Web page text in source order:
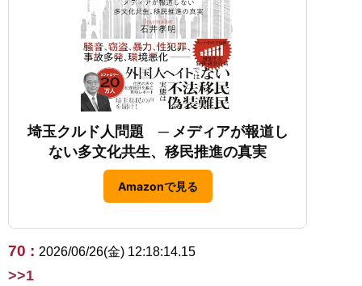
埼玉クルド人問題 ─ メディアが報道し
ない多文化共生、移民推進の真実
Amazonで見る
70 : 2026/06/26(金) 12:18:14.15
>>1